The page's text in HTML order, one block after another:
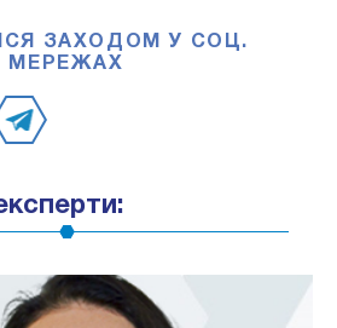
ЗАХОДОМ У СОЦ.
МЕРЕЖАХ